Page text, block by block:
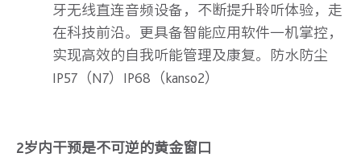
牙无线直连音频设备，不断提升聆听体验，走
在科技前沿。更具备智能应用软件一机掌控，
实现高效的自我听能管理及康复。防水防尘
IP57（N7）IP68（kanso2）
2岁内干预是不可逆的黄金窗口